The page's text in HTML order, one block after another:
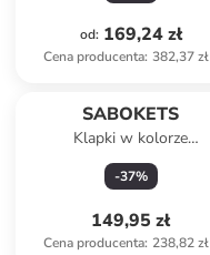
od: 169,24 zł
Cena producenta: 382,37 zł
SABOKETS
Klapki w kolorze
pomarańczowym
-37%
149,95 zł
Cena producenta: 238,82 zł